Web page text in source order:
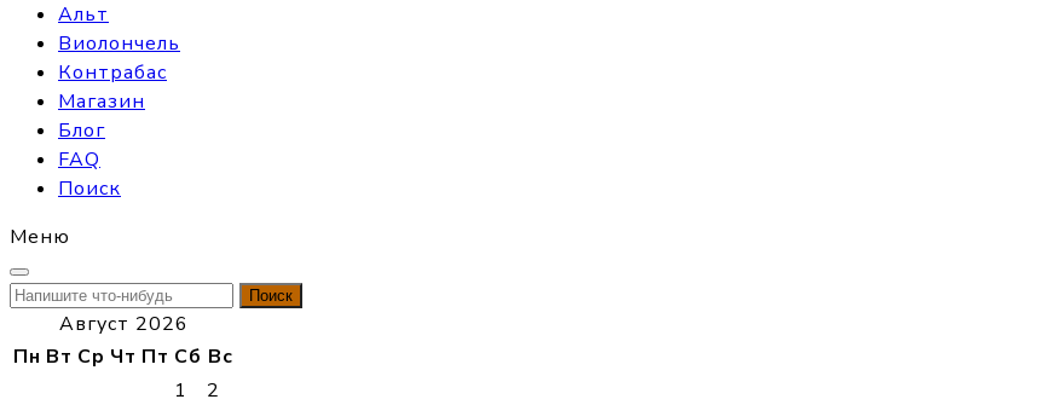
Альт
Виолончель
Контрабас
Магазин
Блог
FAQ
Поиск
Меню
Найти:
Август 2026
Пн Вт Ср Чт Пт Сб Вс
1
2